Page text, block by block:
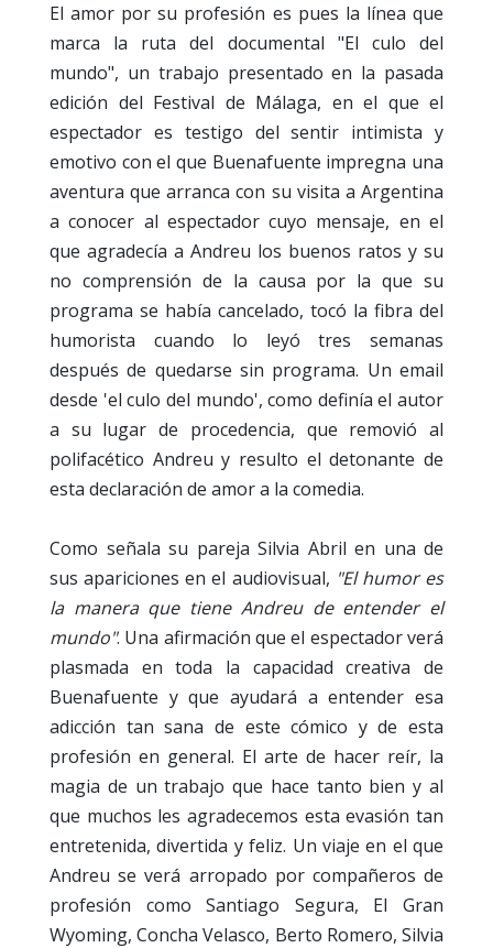
El amor por su profesión es pues la línea que
marca la ruta del documental "El culo del
mundo", un trabajo presentado en la pasada
edición del Festival de Málaga, en el que el
espectador es testigo del sentir intimista y
emotivo con el que Buenafuente impregna una
aventura que arrancacon su visita a Argentina
a conocer al espectador cuyo mensaje, en el
que agradecía a Andreu los buenos ratos y su
no comprensión de la causa por la que su
programa se había cancelado, tocó la fibra del
humorista cuando lo leyó tres semanas
después de quedarse sin programa. Un email
desde 'el culo del mundo', como definía el autor
a su lugar de procedencia, que removió al
polifacético Andreu y resulto el detonante de
esta declaración de amor a la comedia.
Como señala su pareja Silvia Abril en una de
sus apariciones en el audiovisual, "El humor es
la manera que tiene Andreu de entender el
mundo". Una afirmación que el espectador verá
plasmada en toda la capacidad creativa de
Buenafuente y que ayudará a entender esa
adicción tan sana de este cómico y de esta
profesión en general. El arte de hacer reír, la
magia de un trabajo que hace tanto bien y al
que muchos les agradecemos esta evasión tan
entretenida, divertida y feliz. Un viaje en el que
Andreu se verá arropado por compañeros de
profesión como Santiago Segura, El Gran
Wyoming, Concha Velasco, Berto Romero, Silvia